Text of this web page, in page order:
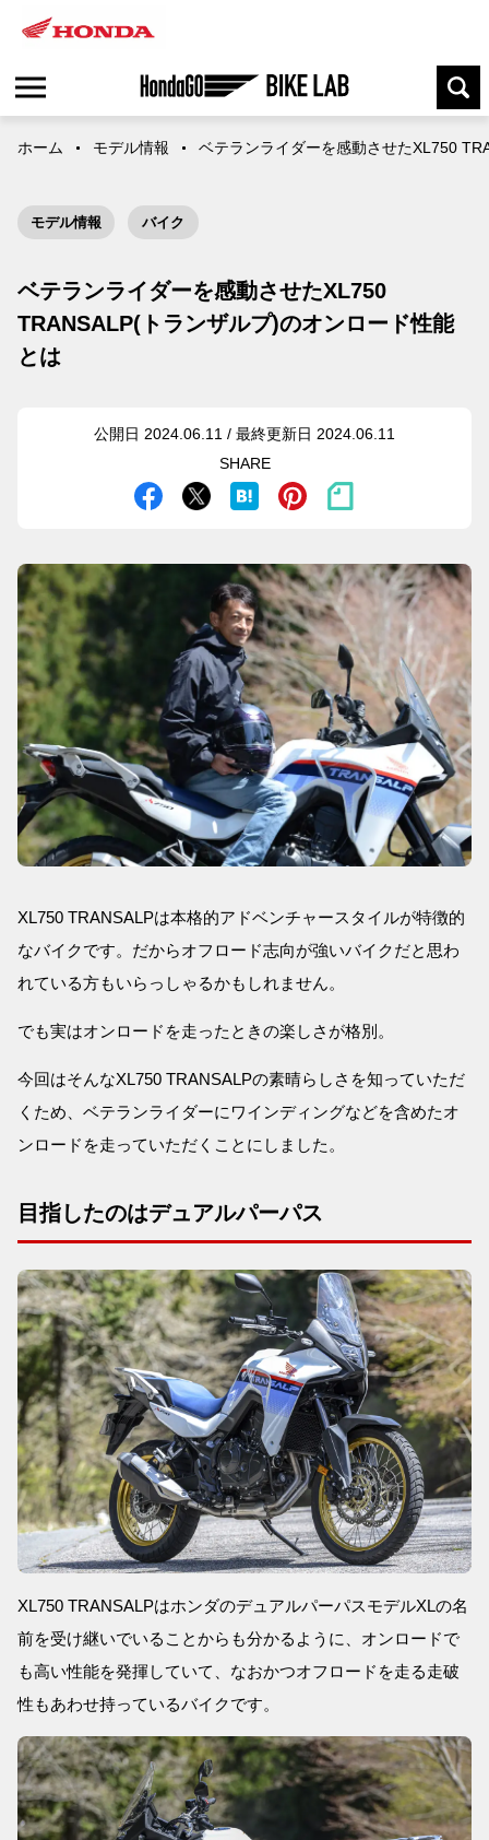
ホーム モデル情報 ベテランライダーを感動させたXL750
モデル情報 バイク
ベテランライダーを感動させたXL750
TRANSALP(トランザルプ)のオンロード性能
とは
公開日 2024.06.11 / 最終更新日 2024.06.11
SHARE
XL750 TRANSALPは本格的アドベンチャースタイルが特徴的
なバイクです。だからオフロード志向が強いバイクだと思わ
れている方もいらっしゃるかもしれません。
でも実はオンロードを走ったときの楽しさが格別。
今回はそんなXL750 TRANSALPの素晴らしさを知っていただ
くため、ベテランライダーにワインディングなどを含めたオ
ンロードを走っていただくことにしました。
目指したのはデュアルパーパス
XL750 TRANSALPはホンダのデュアルパーパスモデルXLの名
前を受け継いでいることからも分かるように、オンロードで
も高い性能を発揮していて、なおかつオフロードを走る走破
性もあわせ持っているバイクです。